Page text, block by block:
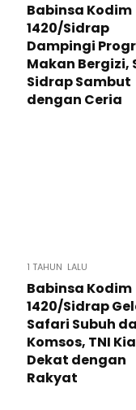
Babinsa Kodim
1420/Sidrap
Dampingi
Makan Bergizi,
Sidrap Sambut
dengan Ceria
1 TAHUN LALU
Babinsa Kodim
1420/Sidrap
Safari Subuh
Komsos, TNI
Dekat dengan
Rakyat